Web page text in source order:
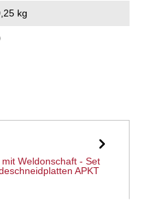
kg
Weldonschaft - Set
APKT